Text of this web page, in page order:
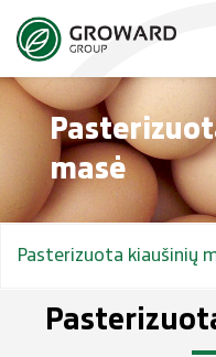
Švieži
Skystos
Kiaušinių
masė
Pasterizuota kiaušinių
Pasterizuota kiaušinių